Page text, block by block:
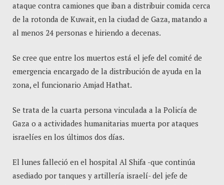
ataque contra camiones que iban a distribuir comida cerca
de la rotonda de Kuwait, en la ciudad de Gaza, matando a
al menos 24 personas e hiriendo a decenas.
Se cree que entre los muertos está el jefe del comité de
emergencia encargado de la distribución de ayuda en la
zona, el funcionario Amjad Hathat.
Se trata de la cuarta persona vinculada a la Policía de
Gaza o a actividades humanitarias muerta por ataques
israelíes en los últimos dos días.
El lunes falleció en el hospital Al Shifa -que continúa
asediado por tanques y artillería israelí- del jefe de